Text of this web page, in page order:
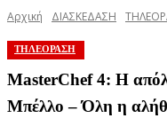
Αρχική ΔΙΑΣΚΕΔΑΣΗ
ΤΗΛΕΟΡΑΣΗ
MasterChef 4: Η
Μπέλλο – Όλη η